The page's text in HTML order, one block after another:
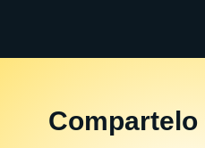
Compartelo